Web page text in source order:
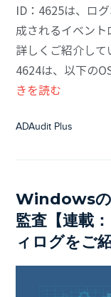
ID：4625は、ロ
成されるイベン
詳しくご紹介して
4624は、以下の
きを読む
ADAudit Plus
Windowsの
監査【連載
ィログをご紹